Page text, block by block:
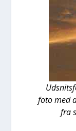
foto med
fra